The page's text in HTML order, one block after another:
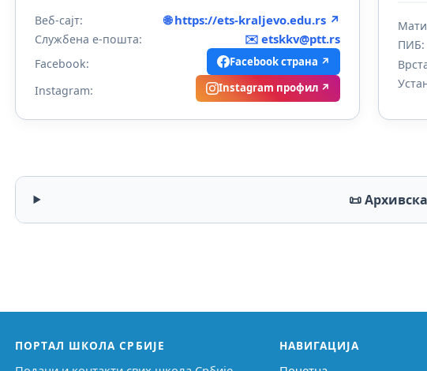
Веб-сајт: 🌐 https://ets-kraljevo.edu.rs ↗
Службена е-пошта: ✉️etskkv@ptt.rs
Facebook: Facebook страна ↗
Instagram: Instagram профил ↗
ПИБ:
📜
ПОРТАЛ ШКОЛА СРБИЈЕ НАВИГАЦИЈА